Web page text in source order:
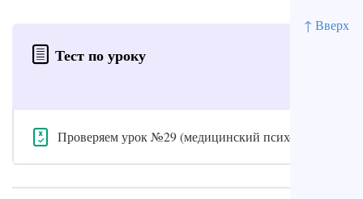
↑ Вверх
Тест по уроку
Проверяем урок №29 (медицинский психолог)